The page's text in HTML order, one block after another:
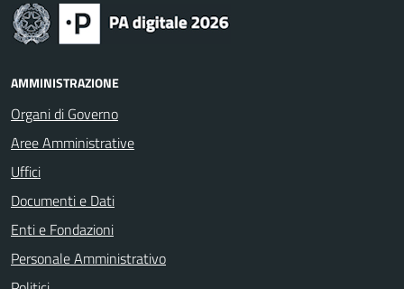
AMMINISTRAZIONE
Organi di Governo
Aree Amministrative
Uffici
Documenti e Dati
Enti e Fondazioni
Personale Amministrativo